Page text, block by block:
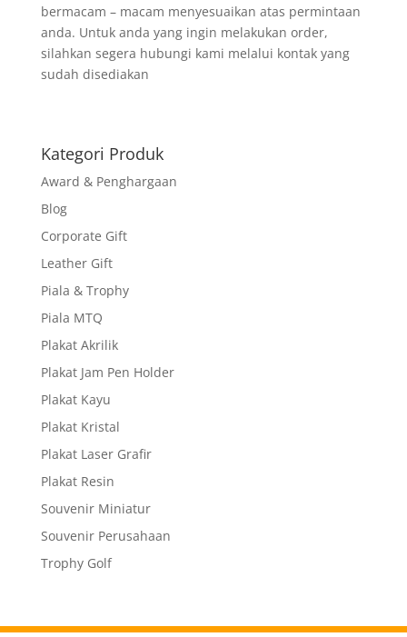
bermacam – macam menyesuaikan atas permintaan
anda. Untuk anda yang ingin melakukan order,
silahkan segera hubungi kami melalui kontak yang
sudah disediakan
Kategori Produk
Award & Penghargaan
Blog
Corporate Gift
Leather Gift
Piala & Trophy
Piala MTQ
Plakat Akrilik
Plakat Jam Pen Holder
Plakat Kayu
Plakat Kristal
Plakat Laser Grafir
Plakat Resin
Souvenir Miniatur
Souvenir Perusahaan
Trophy Golf